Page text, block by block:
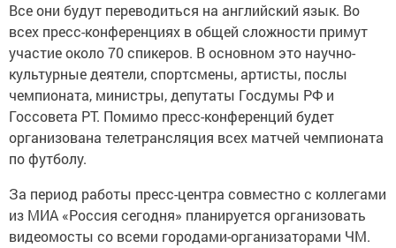
Все они будут переводиться на английский язык. Во
всех пресс-конференциях в общей сложности примут
участие около 70 спикеров. В основном это научно-
культурные деятели, спортсмены, артисты, послы
чемпионата, министры, депутаты Госдумы РФ и
Госсовета РТ. Помимо пресс-конференций будет
организована телетрансляция всех матчей чемпионата
по футболу.
За период работы пресс-центра совместно с коллегами
из МИА «Россия сегодня» планируется организовать
видеомосты со всеми городами-организаторами ЧМ.